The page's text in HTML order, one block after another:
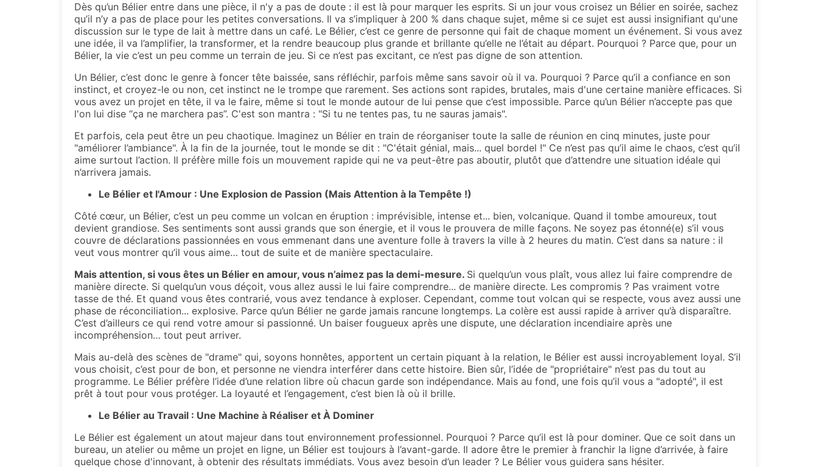
Dès qu’un Bélier entre dans une pièce, il n'y a pas de doute : il est là pour marquer les esprits. Si un jour vous croisez un Bélier en soirée, sachez
qu’il n’y a pas de place pour les petites conversations. Il va s’impliquer à 200 % dans chaque sujet, même si ce sujet est aussi insignifiant qu'une
discussion sur le type de lait à mettre dans un café. Le Bélier, c’est ce genre de personne qui fait de chaque moment un événement. Si vous avez
une idée, il va l’amplifier, la transformer, et la rendre beaucoup plus grande et brillante qu’elle ne l’était au départ. Pourquoi ? Parce que, pour un
Bélier, la vie c’est un peu comme un terrain de jeu. Si ce n’est pas excitant, ce n’est pas digne de son attention.
Un Bélier, c’est donc le genre à foncer tête baissée, sans réfléchir, parfois même sans savoir où il va. Pourquoi ? Parce qu’il a confiance en son
instinct, et croyez-le ou non, cet instinct ne le trompe que rarement. Ses actions sont rapides, brutales, mais d'une certaine manière efficaces. Si
vous avez un projet en tête, il va le faire, même si tout le monde autour de lui pense que c’est impossible. Parce qu’un Bélier n’accepte pas que
l'on lui dise “ça ne marchera pas”. C'est son mantra : "Si tu ne tentes pas, tu ne sauras jamais".
Et parfois, cela peut être un peu chaotique. Imaginez un Bélier en train de réorganiser toute la salle de réunion en cinq minutes, juste pour
"améliorer l’ambiance". À la fin de la journée, tout le monde se dit : "C'était génial, mais... quel bordel !" Ce n’est pas qu’il aime le chaos, c’est qu’il
aime surtout l’action. Il préfère mille fois un mouvement rapide qui ne va peut-être pas aboutir, plutôt que d’attendre une situation idéale qui
n’arrivera jamais.
Le Bélier et l'Amour : Une Explosion de Passion (Mais Attention à la Tempête !)
Côté cœur, un Bélier, c’est un peu comme un volcan en éruption : imprévisible, intense et... bien, volcanique. Quand il tombe amoureux, tout
devient grandiose. Ses sentiments sont aussi grands que son énergie, et il vous le prouvera de mille façons. Ne soyez pas étonné(e) s’il vous
couvre de déclarations passionnées en vous emmenant dans une aventure folle à travers la ville à 2 heures du matin. C’est dans sa nature : il
veut vous montrer qu’il vous aime… tout de suite et de manière spectaculaire.
Mais attention, si vous êtes un Bélier en amour, vous n’aimez pas la demi-mesure. Si quelqu’un vous plaît, vous allez lui faire comprendre de
manière directe. Si quelqu’un vous déçoit, vous allez aussi le lui faire comprendre... de manière directe. Les compromis ? Pas vraiment votre
tasse de thé. Et quand vous êtes contrarié, vous avez tendance à exploser. Cependant, comme tout volcan qui se respecte, vous avez aussi une
phase de réconciliation... explosive. Parce qu’un Bélier ne garde jamais rancune longtemps. La colère est aussi rapide à arriver qu’à disparaître.
C’est d’ailleurs ce qui rend votre amour si passionné. Un baiser fougueux après une dispute, une déclaration incendiaire après une
incompréhension… tout peut arriver.
Mais au-delà des scènes de "drame" qui, soyons honnêtes, apportent un certain piquant à la relation, le Bélier est aussi incroyablement loyal. S’il
vous choisit, c’est pour de bon, et personne ne viendra interférer dans cette histoire. Bien sûr, l’idée de "propriétaire" n’est pas du tout au
programme. Le Bélier préfère l’idée d’une relation libre où chacun garde son indépendance. Mais au fond, une fois qu’il vous a "adopté", il est
prêt à tout pour vous protéger. La loyauté et l’engagement, c’est bien là où il brille.
Le Bélier au Travail : Une Machine à Réaliser et À Dominer
Le Bélier est également un atout majeur dans tout environnement professionnel. Pourquoi ? Parce qu’il est là pour dominer. Que ce soit dans un
bureau, un atelier ou même un projet en ligne, un Bélier est toujours à l’avant-garde. Il adore être le premier à franchir la ligne d’arrivée, à faire
quelque chose d'innovant, à obtenir des résultats immédiats. Vous avez besoin d’un leader ? Le Bélier vous guidera sans hésiter.